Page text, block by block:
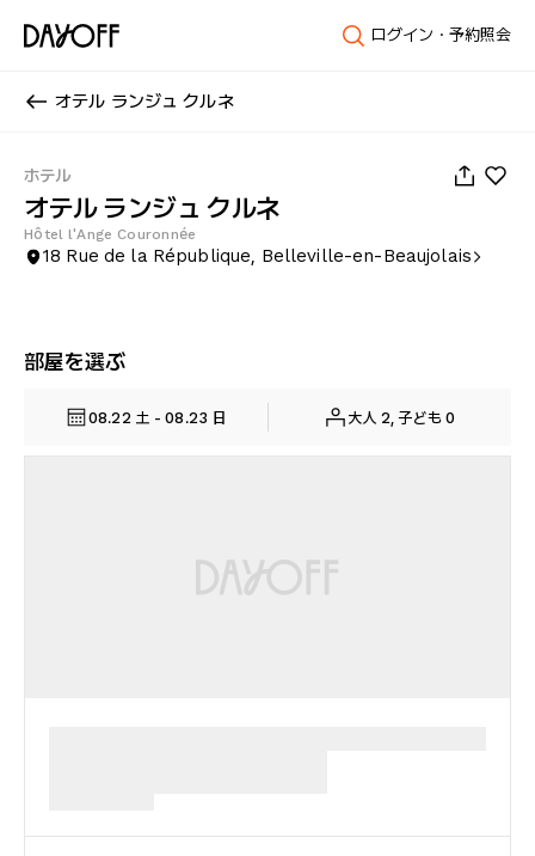
ログイン・予約照会
オテル ランジュ クルネ
ホテル
オテル ランジュ クルネ
Hôtel l'Ange Couronnée
18 Rue de la République, Belleville-en-Beaujolais
部屋を選ぶ
08.22 土 - 08.23 日 大人 2, 子ども 0